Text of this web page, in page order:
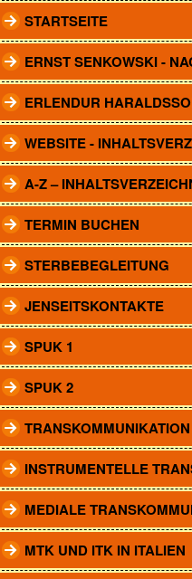
STARTSEITE
ERNST SENKOWSKI -
ERLENDUR
WEBSITE -
A-Z –
TERMIN BUCHEN
STERBEBEGLEITUNG
JENSEITSKONTAKTE
SPUK 1
SPUK 2
INSTRUMENTELLE
MEDIALE
MTK UND ITK IN ITALIEN